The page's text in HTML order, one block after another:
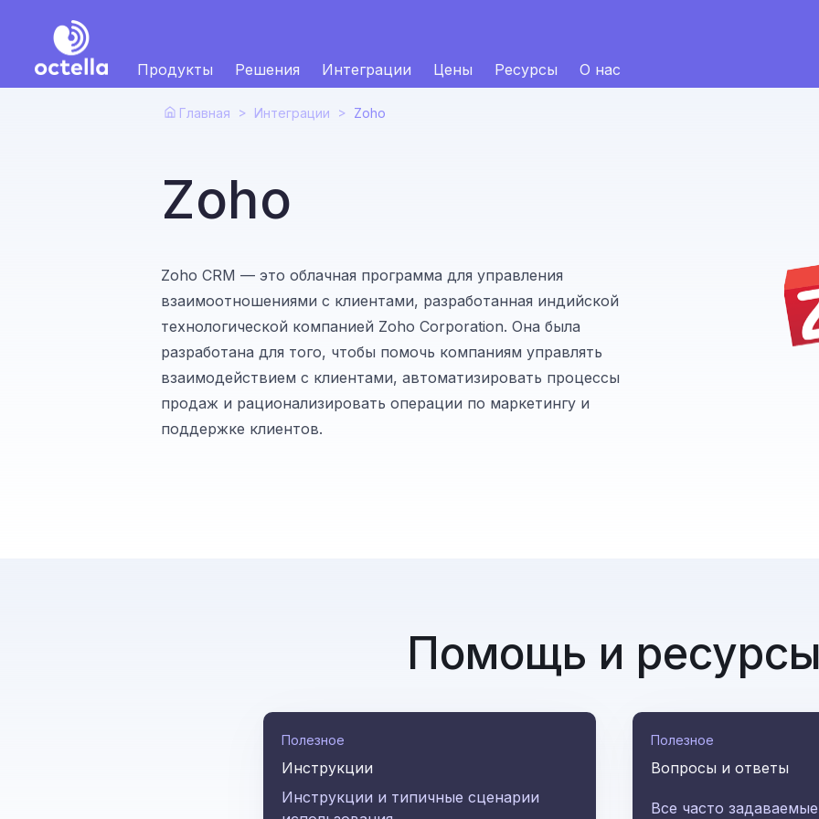
Продукты Pешения Интеграции Цены Ресурсы О нас
Главная > Интеграции > Zoho
Zoho
Zoho CRM — это облачная программа для управления
взаимоотношениями с клиентами, разработанная индийской
технологической компанией Zoho Corporation. Она была
разработана для того, чтобы помочь компаниям управлять
взаимодействием с клиентами, автоматизировать процессы
продаж и рационализировать операции по маркетингу и
поддержке клиентов.
Помощь и ресурсы
Полезное
Инструкции
Инструкции и типичные сценарии
Полезное
Вопросы и ответы
Все часто